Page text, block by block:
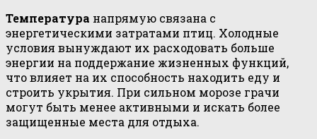
Температура напрямую связана с
энергетическими затратами птиц. Холодные
условия вынуждают их расходовать больше
энергии на поддержание жизненных функций,
что влияет на их способность находить еду и
строить укрытия. При сильном морозе грачи
могут быть менее активными и искать более
защищенные места для отдыха.